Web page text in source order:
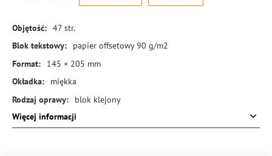
Objętość: 47 str.
Blok tekstowy:
papier offsetowy 90 g/m2
Format:
145 × 205 mm
Okładka:
miękka
Rodzaj oprawy:
blok klejony
ISBN:
978-83-8440-335-8
Więcej informacji